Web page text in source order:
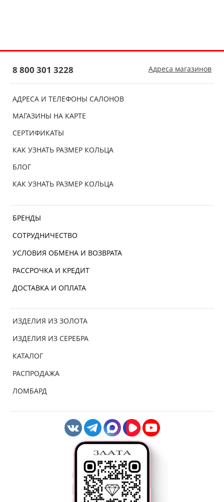
АДРЕСА И ТЕЛЕФОНЫ САЛОНОВ
МАГАЗИНЫ НА КАРТЕ
СЕРТИФИКАТЫ
КАК УЗНАТЬ РАЗМЕР КОЛЬЦА
БЛОГ
КАК УЗНАТЬ РАЗМЕР КОЛЬЦА
БРЕНДЫ
СОТРУДНИЧЕСТВО
УСЛОВИЯ ОБМЕНА И ВОЗВРАТА
РАССРОЧКА И КРЕДИТ
ДОСТАВКА И ОПЛАТА
ИЗДЕЛИЯ ИЗ ЗОЛОТА
ИЗДЕЛИЯ ИЗ СЕРЕБРА
КАТАЛОГ
РАСПРОДАЖА
ЛОМБАРД
8 800 301 3228 Адреса магазинов